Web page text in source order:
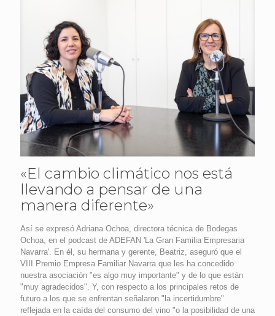
«El cambio climático nos está
llevando a pensar de una
manera diferente»
Así se expresó Adriana Ochoa, directora técnica de Bodegas
Ochoa, en el podcast de ADEFAN 'La Gran Familia Empresaria
Navarra'. En él, su hermana y gerente, Beatriz, aseguró que el
VIII Premio Empresa Familiar Navarra que les ha concedido
nuestra asociación "es algo muy importante" y de lo que están
"muy agradecidos". Y, con respecto a los principales retos de
futuro a los que se enfrentan señalaron "la incertidumbre"
reflejada en la caída del consumo del vino "o la posibilidad de una